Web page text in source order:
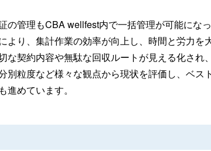
の管理もCBA wellfest内で一括管理が可能にな
より、集計作業の効率が向上し、時間と労力を
な契約内容や無駄な回収ルートが見える化さ
別粒度など様々な観点から現状を評価し、ベ
進めています。